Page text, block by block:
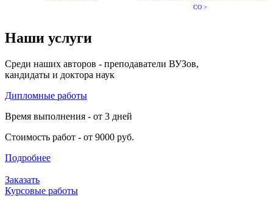
СО >
Наши услуги
Среди наших авторов - преподаватели ВУЗов,
кандидаты и доктора наук
Дипломные работы
Время выполнения - от 3 дней
Стоимость работ - от 9000 руб.
Подробнее
Заказать
Курсовые работы